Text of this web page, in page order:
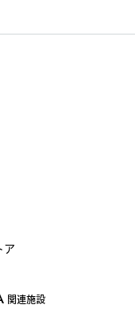
ア
関連施設